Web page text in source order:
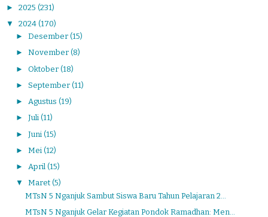
► 2025 (231)
▼ 2024 (170)
► Desember (15)
► November (8)
► Oktober (18)
► September (11)
► Agustus (19)
► Juli (11)
► Juni (15)
► Mei (12)
► April (15)
▼ Maret (5)
MTsN 5 Nganjuk Sambut Siswa Baru Tahun Pelajaran 2...
MTsN 5 Nganjuk Gelar Kegiatan Pondok Ramadhan: Men...